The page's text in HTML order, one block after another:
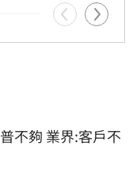
的結構性問
不夠 業界:客戶不